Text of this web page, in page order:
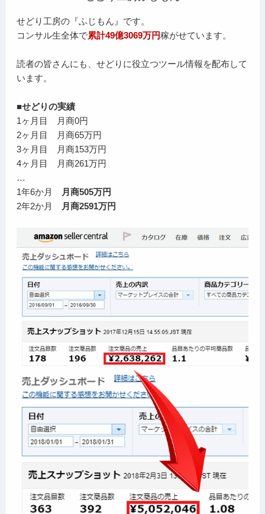
せどり工房の『ふじもん』です。
コンサル生全体で累計49億3069万円稼がせています。
読者の皆さんにも、せどりに役立つツール情報を配布して
います。
■せどりの実績
1ヶ月目 月商0円
2ヶ月目 月商65万円
3ヶ月目 月商153万円
4ヶ月目 月商261万円
…
1年6か月
月商505万円
2年2か月
月商2591万円